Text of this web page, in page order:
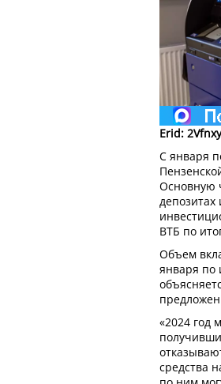
Erid:
С января
Основную
депозитах
ВТБ по
Объем
января по
«2024 год
средства